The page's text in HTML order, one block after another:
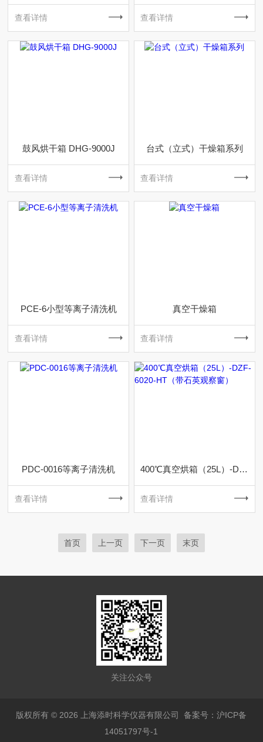
查看详情 查看详情
鼓风烘干箱 DHG-9000J
查看详情
台式（立式）干燥箱系列
查看详情
PCE-6小型等离子清洗机
查看详情
真空干燥箱
查看详情
PDC-0016等离子清洗机
查看详情
400℃真空烘箱（25L）-DZF-6020-HT（带石英观察窗）
查看详情
首页 上一页 下一页 末页
关注公众号
版权所有 © 2026 上海添时科学仪器有限公司备案号：沪ICP备
14051797号-1